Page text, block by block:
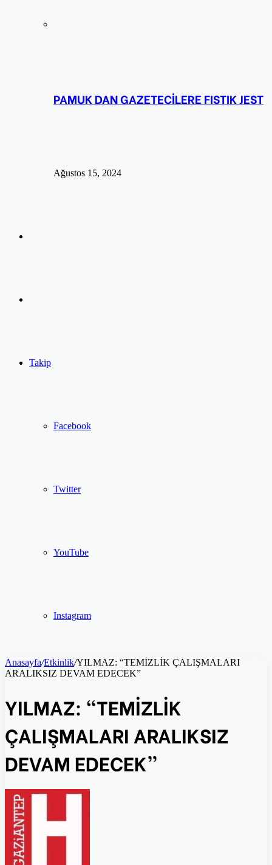
PAMUK DAN GAZETECİLERE FISTIK JEST
Ağustos 15, 2024
...
Ol
Takip
Facebook
Twitter
YouTube
Instagram
Anasayfa/Etkinlik/YILMAZ: “TEMİZLİK ÇALIŞMALARI
ARALIKSIZ DEVAM EDECEK”
YILMAZ: “TEMİZLİK
ÇALIŞMALARI ARALIKSIZ
DEVAM EDECEK”